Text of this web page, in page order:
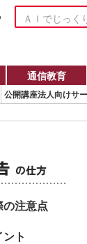
通信教育
公開講座法人向けサ
注意点
ト